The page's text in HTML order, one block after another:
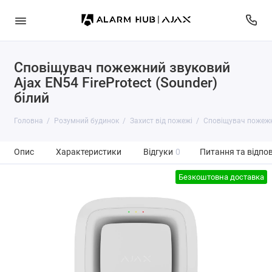
Сповіщувач пожежний звуковий
Ajax EN54 FireProtect (Sounder)
білий
Головна Розумний будинок Захист від пожежі Сповіщувач
Опис Характеристики Відгуки 0 Питання та
Безкоштовна доставка